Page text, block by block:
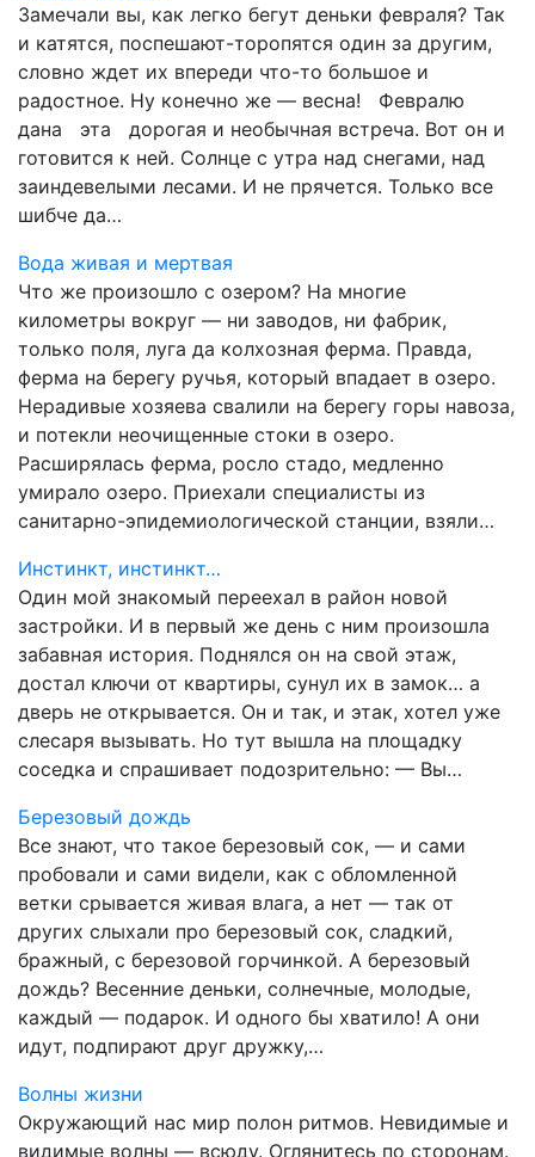
Замечали вы, как легко бегут деньки февраля? Так
и катятся, поспешают-торопятся один за другим,
словно ждет их впереди что-то большое и
радостное. Ну конечно же — весна! Февралю
дана эта дорогая и необычная встреча. Вот он и
готовится к ней. Солнце с утра над снегами, над
заиндевелыми лесами. И не прячется. Только все
шибче да…
Вода живая и мертвая
Что же произошло с озером? На многие
километры вокруг — ни заводов, ни фабрик,
только поля, луга да колхозная ферма. Правда,
ферма на берегу ручья, который впадает в озеро.
Нерадивые хозяева свалили на берегу горы навоза,
и потекли неочищенные стоки в озеро.
Расширялась ферма, росло стадо, медленно
умирало озеро. Приехали специалисты из
санитарно-эпидемиологической станции, взяли…
Инстинкт, инстинкт…
Один мой знакомый переехал в район новой
застройки. И в первый же день с ним произошла
забавная история. Поднялся он на свой этаж,
достал ключи от квартиры, сунул их в замок… а
дверь не открывается. Он и так, и этак, хотел уже
слесаря вызывать. Но тут вышла на площадку
соседка и спрашивает подозрительно: — Вы…
Березовый дождь
Все знают, что такое березовый сок, — и сами
пробовали и сами видели, как с обломленной
ветки срывается живая влага, а нет — так от
других слыхали про березовый сок, сладкий,
бражный, с березовой горчинкой. А березовый
дождь? Весенние деньки, солнечные, молодые,
каждый — подарок. И одного бы хватило! А они
идут, подпирают друг дружку,…
Волны жизни
Окружающий нас мир полон ритмов. Невидимые и
видимые волны — всюду. Оглянитесь по сторонам.